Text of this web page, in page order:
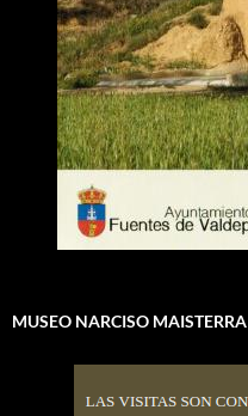
MUSEO NARCISO MAISTERRA